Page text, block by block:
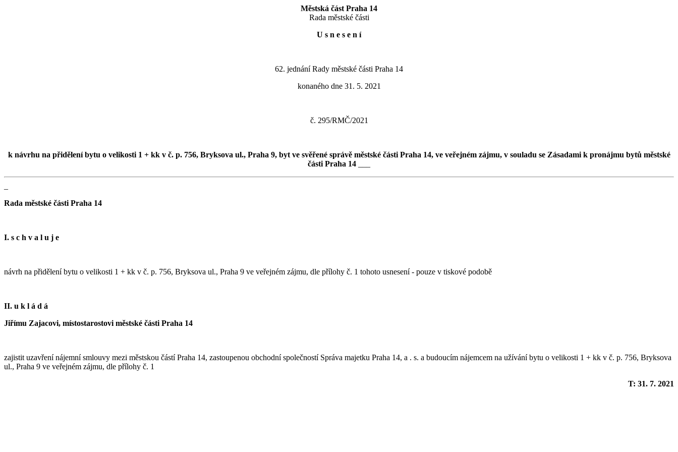
Městská část Praha 14
Rada městské části
U s n e s e n í
62. jednání Rady městské části Praha 14
konaného dne 31. 5. 2021
č. 295/RMČ/2021
k návrhu na přidělení bytu o velikosti 1 + kk v č. p. 756, Bryksova ul., Praha 9, byt ve svěřené správě městské části Praha 14, ve veřejném zájmu, v souladu se Zásadami k pronájmu bytů městské
části Praha 14
Rada městské části Praha 14
I. s c h v a l u j e
návrh na přidělení bytu o velikosti 1 + kk v č. p. 756, Bryksova ul., Praha 9 ve veřejném zájmu, dle přílohy č. 1 tohoto usnesení - pouze v tiskové podobě
II. u k l á d á
Jiřímu Zajacovi, místostarostovi městské části Praha 14
zajistit uzavření nájemní smlouvy mezi městskou částí Praha 14, zastoupenou obchodní společností Správa majetku Praha 14, a . s. a budoucím nájemcem na užívání bytu o velikosti 1 + kk v č. p. 756, Bryksova
ul., Praha 9 ve veřejném zájmu, dle přílohy č. 1
T: 31. 7. 2021